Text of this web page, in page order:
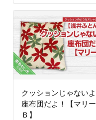
クッションじゃないよ
座布団だよ！【マリー
Ｂ】